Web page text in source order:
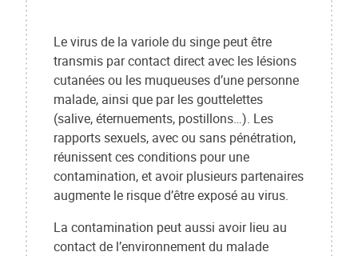
Le virus de la variole du singe peut être
transmis par contact direct avec les lésions
cutanées ou les muqueuses d’une personne
malade, ainsi que par les gouttelettes
(salive, éternuements, postillons…). Les
rapports sexuels, avec ou sans pénétration,
réunissent ces conditions pour une
contamination, et avoir plusieurs partenaires
augmente le risque d’être exposé au virus.
La contamination peut aussi avoir lieu au
contact de l’environnement du malade